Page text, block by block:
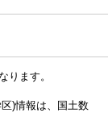
ります。
)情報は、国土数